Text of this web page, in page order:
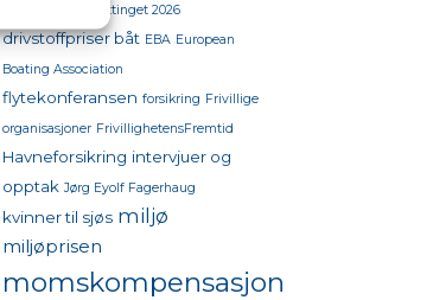
båttinget 2026
drivstoffpriser båt EBA European
Boating Association
flytekonferansen forsikring Frivillige
organisasjoner FrivillighetensFremtid
Havneforsikring intervjuer og
opptak Jørg Eyolf Fagerhaug
kvinner til sjøs miljø
miljøprisen
momskompensasjon